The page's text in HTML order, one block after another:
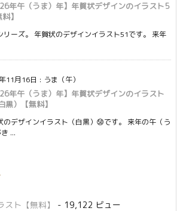
年午（うま）年】年賀状デザインのイラスト5
】
リーズ。 年賀状のデザインイラスト51です。 来年
11月16日 : うま（午）
年午（うま）年】年賀状デザインのイラスト
黒）【無料】
のデザインイラスト（白黒）㊿です。 来年の午（う
...
ト【無料】
- 19,122 ビュー